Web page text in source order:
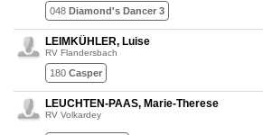
048 Diamond's Dancer 3
LEIMKÜHLER, Luise
RV Flandersbach
180 Casper
LEUCHTEN-PAAS, Marie-Therese
RV Volkardey